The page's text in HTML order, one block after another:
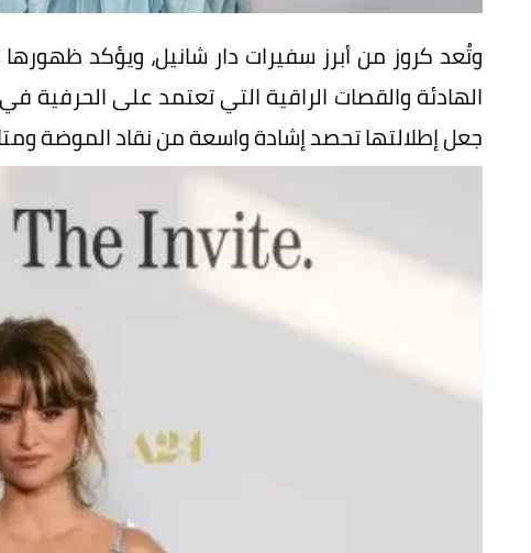
وتُعد كروز من أبرز سفيرات دار شانيل، ويؤكد ظهورها
الهادئة والقصات الراقية التي تعتمد على الحرفية
جعل إطلالتها تحصد إشادة واسعة من نقاد الموضة